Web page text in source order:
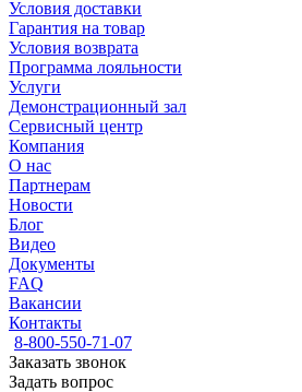
Условия доставки
Гарантия на товар
Условия возврата
Программа лояльности
Услуги
Демонстрационный зал
Сервисный центр
Компания
О нас
Партнерам
Новости
Блог
Видео
Документы
FAQ
Вакансии
Контакты
8-800-550-71-07
Заказать звонок
Задать вопрос